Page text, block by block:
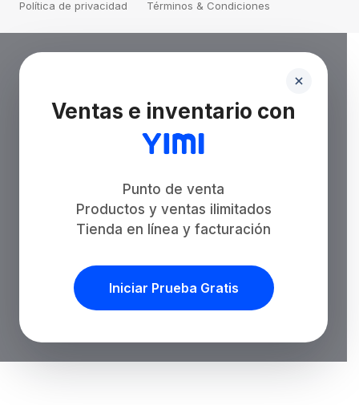
Política de privacidad
Términos & Condiciones
Ventas e inventario con
Punto de venta
Productos y ventas ilimitados
Tienda en línea y facturación
Iniciar Prueba Gratis